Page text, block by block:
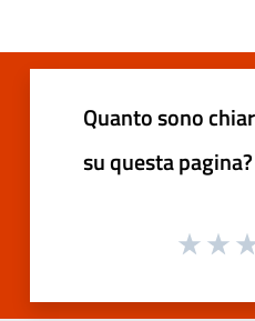
Quanto sono
su questa pagina?